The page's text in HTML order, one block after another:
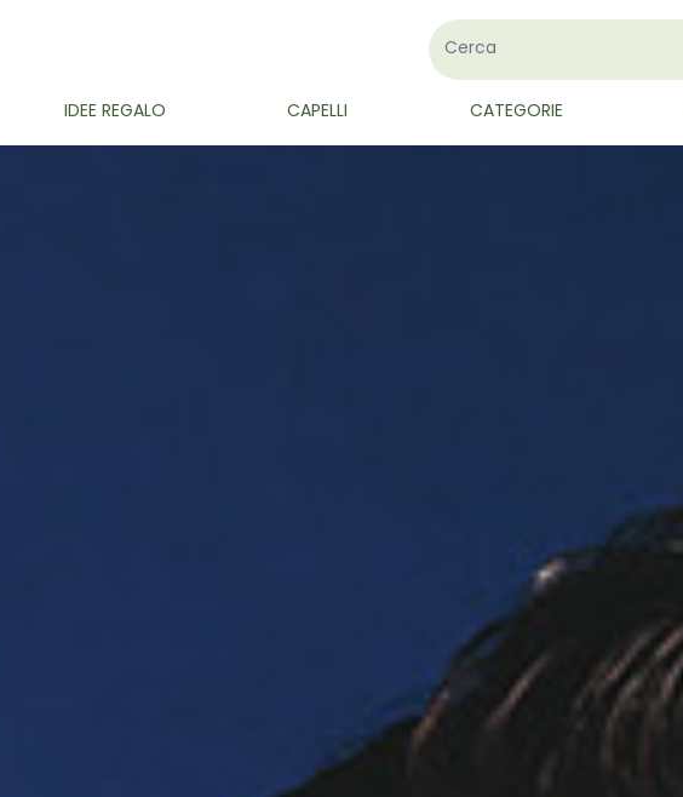
IDEE REGALO CAPELLI CATEGORIE